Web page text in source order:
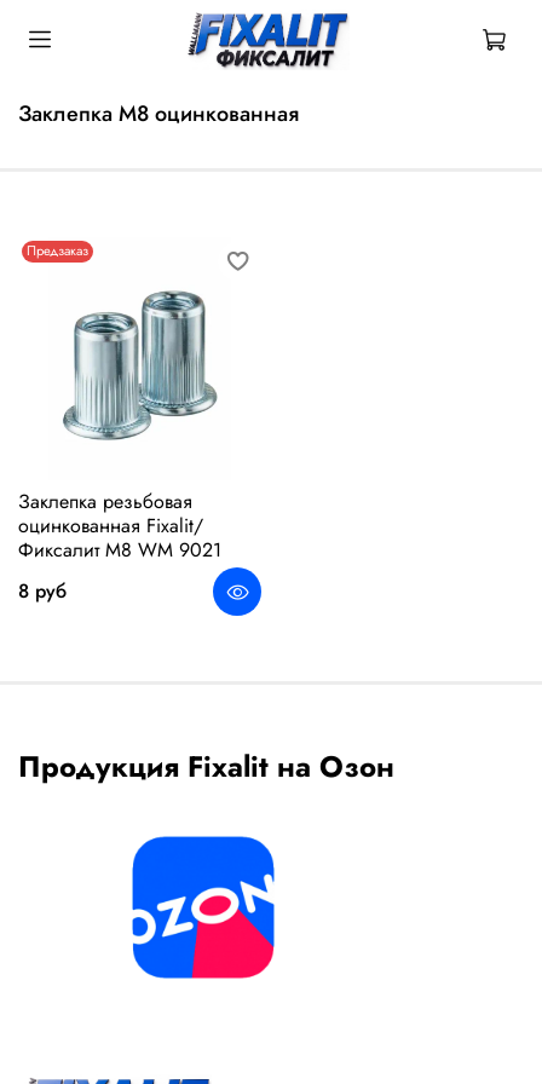
Заклепка М8 оцинкованная
Предзаказ
Заклепка резьбовая
оцинкованная Fixalit/
Фиксалит М8 WM 9021
8 руб
Продукция Fixalit на Озон